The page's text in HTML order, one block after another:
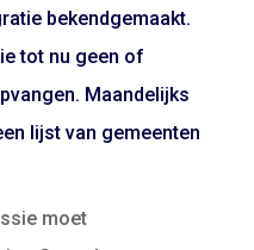
bekendgemaakt.
tot nu geen of
Maandelijks
lijst van gemeenten
moet